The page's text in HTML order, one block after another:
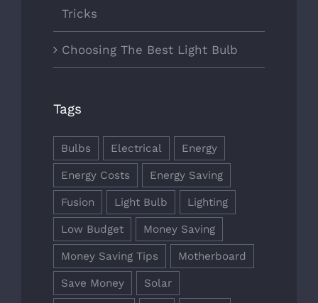
Tricks
Choosing The Best Light Bulb
Tags
Bulbs Electrical Energy
Energy Costs Energy Saving
Fusion Light Bulb Lighting
Low Budget Money Saving
Money Saving Tips Motherboard
Save Money Solar